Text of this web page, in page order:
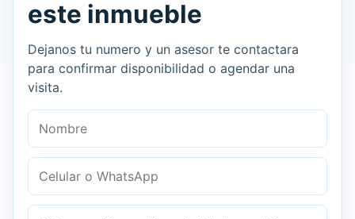
este inmueble
Dejanos tu numero y un asesor te contactara
para confirmar disponibilidad o agendar una
visita.
Nombre
Celular o WhatsApp
Mensaje